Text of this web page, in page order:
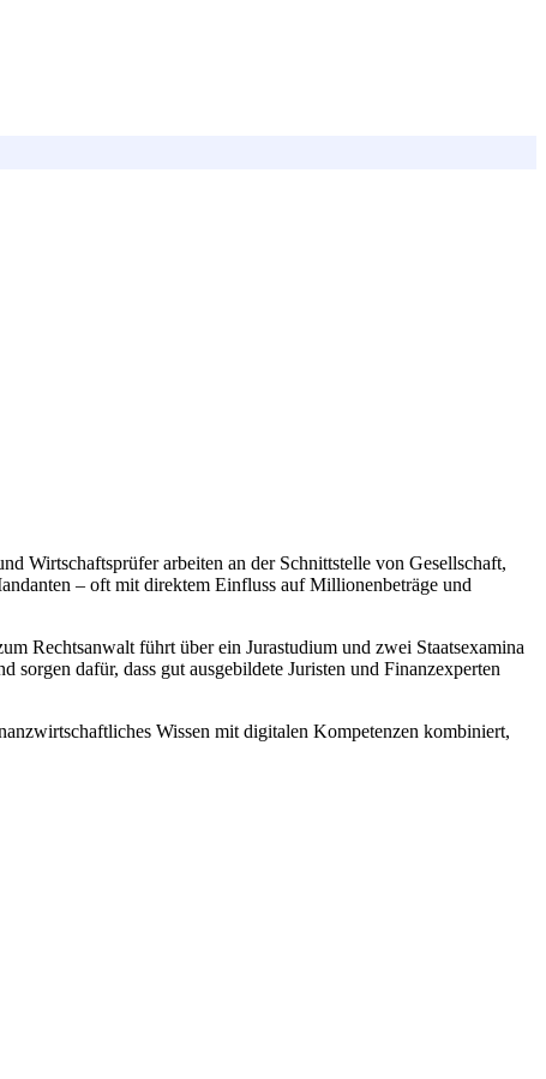
Wirtschaftsprüfer arbeiten an der Schnittstelle von Gesellschaft,
– oft mit direktem Einfluss auf Millionenbeträge und
Rechtsanwalt führt über ein Jurastudium und zwei Staatsexamina
dafür, dass gut ausgebildete Juristen und Finanzexperten
Wissen mit digitalen Kompetenzen kombiniert,